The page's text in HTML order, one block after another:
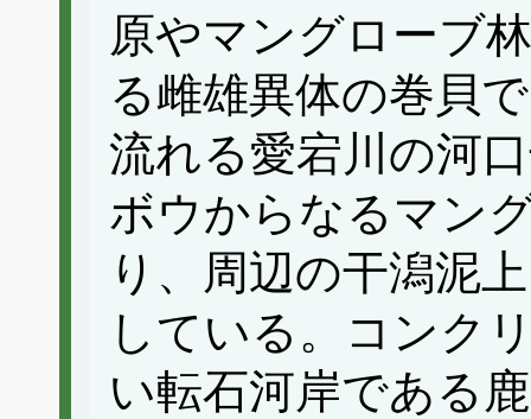
原やマングローブ
る雌雄異体の巻貝
流れる愛宕川の河
ボウからなるマン
り、周辺の干潟泥
している。コンク
い転石河岸である